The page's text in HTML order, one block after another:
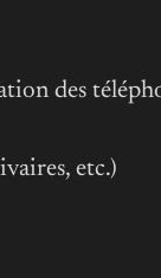
des
etc.)